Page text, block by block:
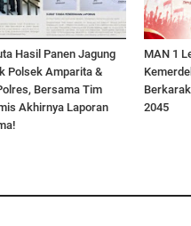
Hasil Panen Jagung
Polsek Amparita &
Bersama Tim
Akhirnya Laporan
MAN 1
2045